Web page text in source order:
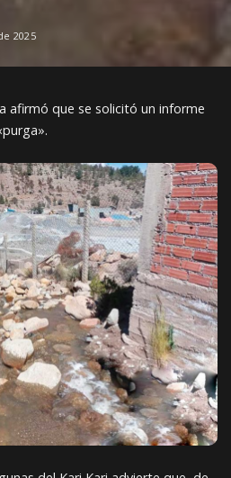
2025
afirmó que se solicitó un informe